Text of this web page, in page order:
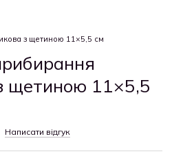
з щетиною 11×5,5 см
щетиною 11×5,5
Написати відгук